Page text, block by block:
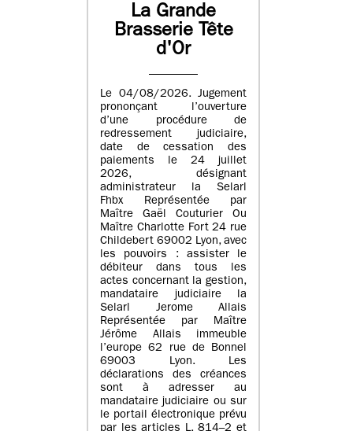
La Grande
Brasserie Tête
d'Or
Le 04/08/2026. Jugement
prononçant l’ouverture
d’une procédure de
redressement judiciaire,
date de cessation des
paiements le 24 juillet
2026, désignant
administrateur la Selarl
Fhbx Représentée par
Maître Gaël Couturier Ou
Maître Charlotte Fort 24 rue
Childebert 69002 Lyon, avec
les pouvoirs : assister le
débiteur dans tous les
actes concernant la gestion,
mandataire judiciaire la
Selarl Jerome Allais
Représentée par Maître
Jérôme Allais immeuble
l’europe 62 rue de Bonnel
69003 Lyon. Les
déclarations des créances
sont à adresser au
mandataire judiciaire ou sur
le portail électronique prévu